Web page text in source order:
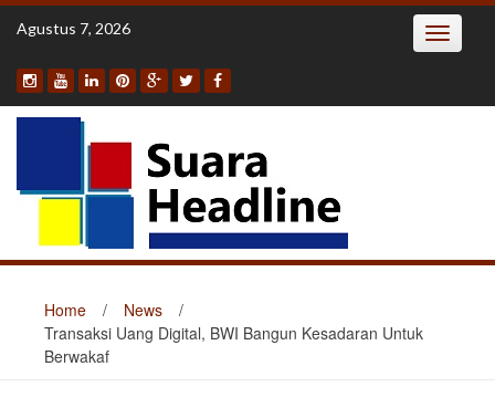
Skip
Agustus 7, 2026 Toggle
Home / News
/
Transaksi Uang Digital, BWI Bangun Kesadaran Untuk
Berwakaf